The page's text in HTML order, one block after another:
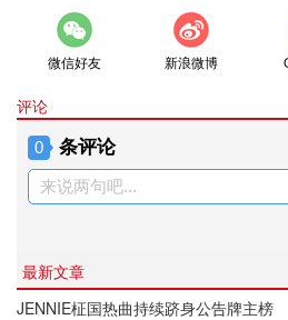
微信好友 新浪微博
评论
0 条评论
来说两句吧...
最新文章
JENNIE柾国热曲持续跻身公告牌主榜